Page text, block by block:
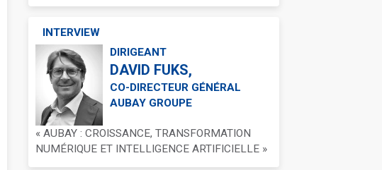
INTERVIEW
DIRIGEANT
DAVID FUKS,
CO-DIRECTEUR GÉNÉRAL
AUBAY GROUPE
« AUBAY : CROISSANCE, TRANSFORMATION
NUMÉRIQUE ET INTELLIGENCE ARTIFICIELLE »